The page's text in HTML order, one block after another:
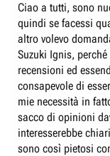
s
c
u
s
s
i
o
n
e
Ciao a tutti, sono
quindi se facessi
altro volevo
Suzuki Ignis,
recensioni ed
consapevole di
mie necessità in
sacco di opinioni
interesserebbe
sono così pietosi